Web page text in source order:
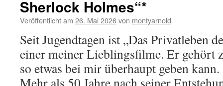
Sherlock Holmes“*
Veröffentlicht am 26. Mai 2026von montyarnold
Seit Jugendtagen ist „Das Privatleben
einer meiner Lieblingsfilme. Er gehört
so etwas bei mir überhaupt geben kann.
Mehr als 50 Jahre nach seiner